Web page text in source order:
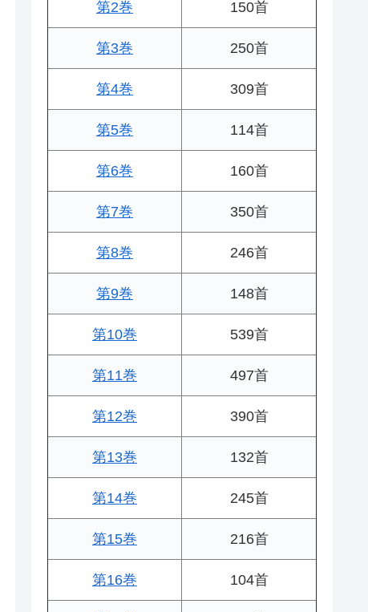
第2巻 150首
第3巻 250首
第4巻 309首
第5巻 114首
第6巻 160首
第7巻 350首
第8巻 246首
第9巻 148首
第10巻 539首
第11巻 497首
第12巻 390首
第13巻 132首
第14巻 245首
第15巻 216首
第16巻 104首